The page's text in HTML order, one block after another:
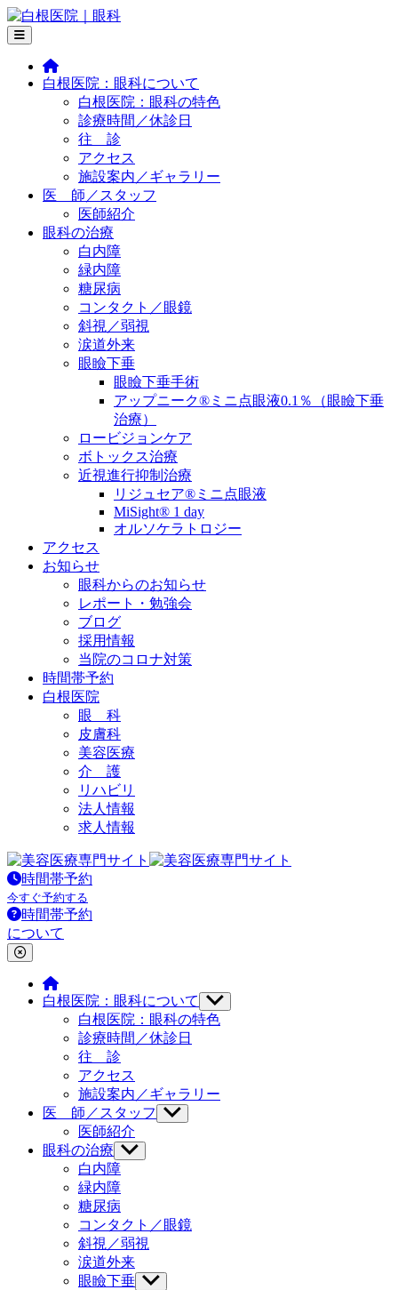
コ
ン
白
｜
眼
科
白根医院：眼科について
白根医院：眼科の特色
診療時間／休診日
往 診
アクセス
施設案内／ギャラリー
医 師／スタッフ
医師紹介
眼科の治療
白内障
緑内障
糖尿病
コンタクト／眼鏡
斜視／弱視
涙道外来
眼瞼下垂
眼瞼下垂手術
アップニーク®ミニ点眼液0.1％（眼瞼下垂
治療）
ロービジョンケア
ボトックス治療
近視進行抑制治療
リジュセア®ミニ点眼液
MiSight® 1 day
オルソケラトロジー
アクセス
お知らせ
眼科からのお知らせ
レポート・勉強会
ブログ
採用情報
当院のコロナ対策
時間帯予約
白根医院
眼 科
皮膚科
美容医療
介 護
リハビリ
法人情報
求人情報
時間帯予約
今すぐ予約する
時間帯予約
について
白根医院：眼科について
サ
ブ
を
白根医院：眼科の特色
診療時間／休診日
往 診
アクセス
施設案内／ギャラリー
医 師／スタッフ
サ
表
医師紹介
眼科の治療 サ
ブ
メ
ュ
ー
を
表
示
白内障
緑内障
糖尿病
コンタクト／眼鏡
斜視／弱視
涙道外来
眼瞼下垂 サ